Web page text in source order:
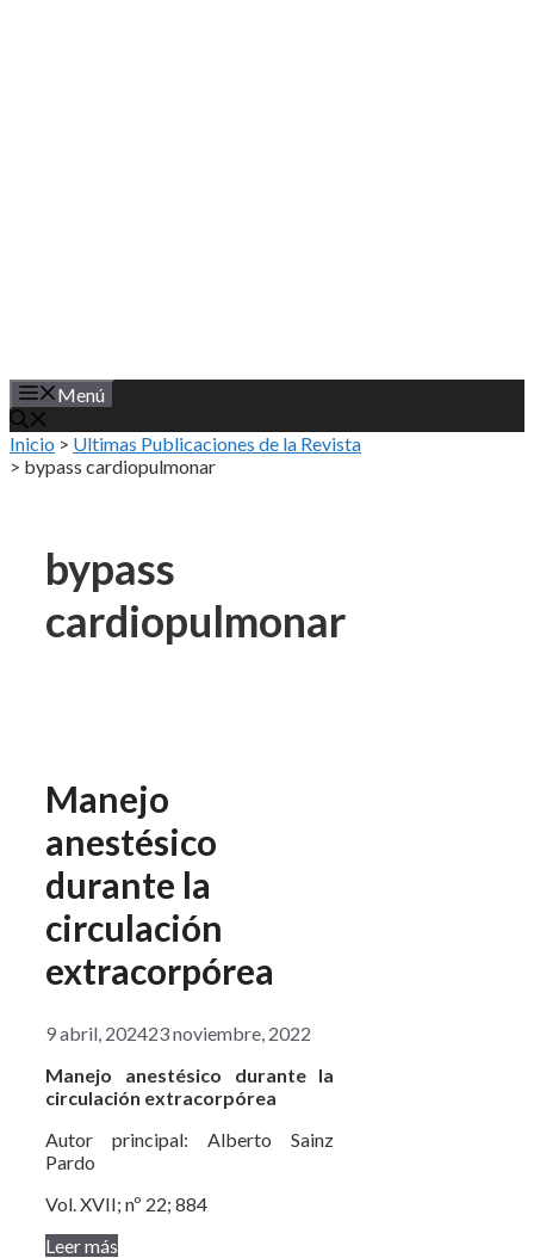
Menú
Inicio > Ultimas Publicaciones de la Revista
> bypass cardiopulmonar
bypass
cardiopulmonar
Manejo
anestésico
durante la
circulación
extracorpórea
9 abril, 202423 noviembre, 2022
Manejo anestésico durante la
circulación extracorpórea
Autor principal: Alberto Sainz
Pardo
Vol. XVII; nº 22; 884
Leer más